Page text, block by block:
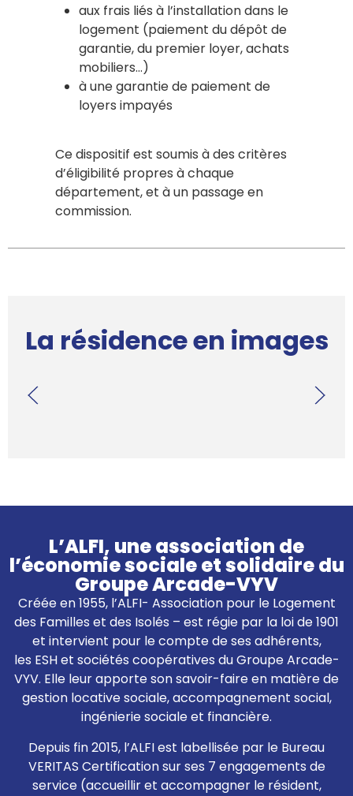
aux frais liés à l’installation dans le
logement (paiement du dépôt de
garantie, du premier loyer, achats
mobiliers…)
à une garantie de paiement de
loyers impayés
Ce dispositif est soumis à des critères
d’éligibilité propres à chaque
département, et à un passage en
commission.
La résidence en images
L’ALFI, une association de
l’économie sociale et solidaire du
Groupe Arcade-VYV
Créée en 1955, l’ALFI- Association pour le Logement
des Familles et des Isolés – est régie par la loi de 1901
et intervient pour le compte de ses adhérents,
les ESH et sociétés coopératives du Groupe Arcade-
VYV. Elle leur apporte son savoir-faire en matière de
gestion locative sociale, accompagnement social,
ingénierie sociale et financière.
Depuis fin 2015, l’ALFI est labellisée par le Bureau
VERITAS Certification sur ses 7 engagements de
service (accueillir et accompagner le résident,